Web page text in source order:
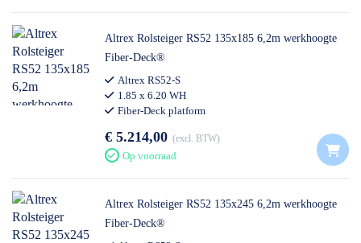
Altrex Rolsteiger RS52 135x185 6,2m werkhoogte
Fiber-Deck®
Altrex RS52-S
1.85 x 6.20 WH
Fiber-Deck platform
€ 5.214,00 excl. BTW
Op voorraad
Altrex Rolsteiger RS52 135x245 6,2m werkhoogte
Fiber-Deck®